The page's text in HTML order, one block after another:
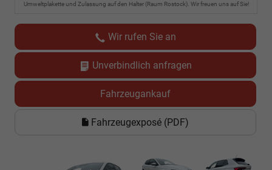
Umweltplakette und Zulassung auf den Halter (Raum Rostock). Wir freuen uns auf Sie!
Wir rufen Sie an
Unverbindlich anfragen
Fahrzeugankauf
Fahrzeugexposé (PDF)